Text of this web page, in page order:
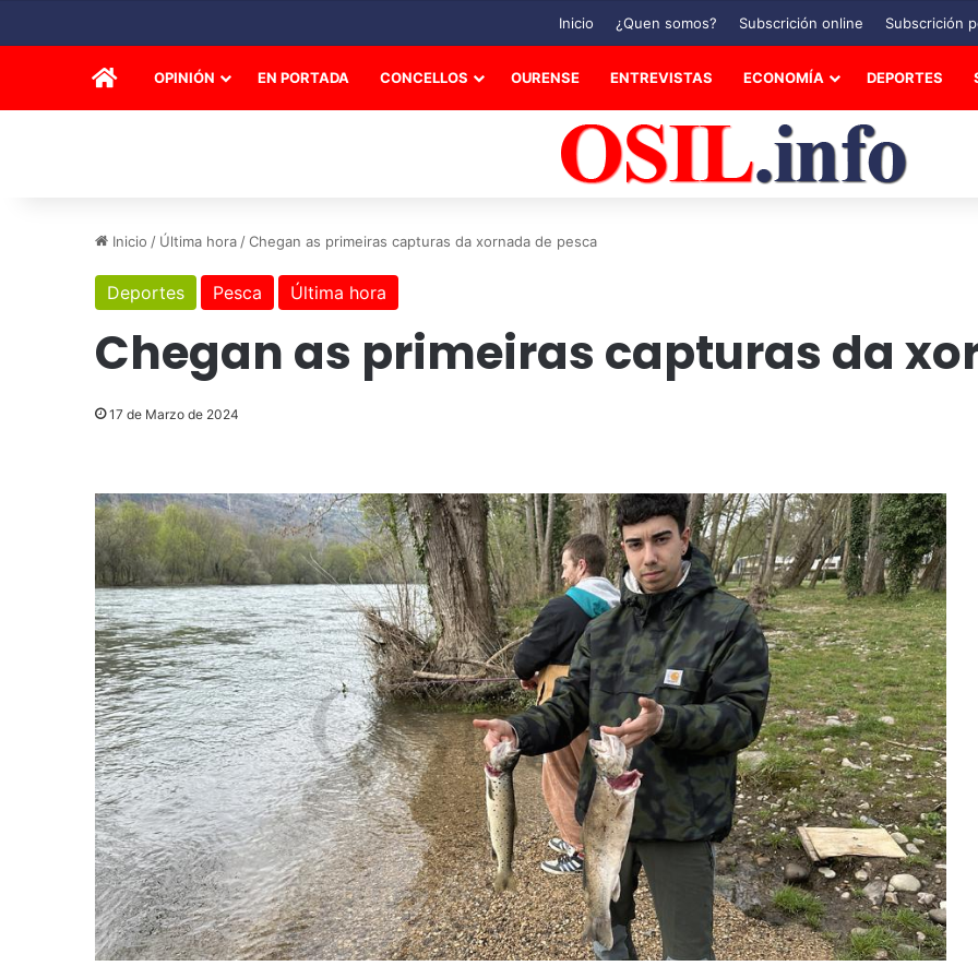
Inicio ¿Quen somos? Subscrición online Subscrición
INICIOOPINIÓN EN PORTADA CONCELLOS OURENSE ENTREVISTAS ECONOMÍA DEPORTES
Inicio / Última hora /Chegan as primeiras capturas da xornada de pesca
Deportes Pesca Última hora
Chegan as primeiras capturas da
17 de Marzo de 2024